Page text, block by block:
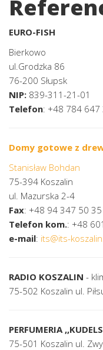
EURO-FISH
Bierkowo
ul.Grodzka 86
76-200 Słupsk
NIP: 839-311-21-01
Telefon: +48 784 647
Domy gotowe z
Stanisław Bohdan
75-394 Koszalin
ul. Mazurska 2-4
Fax: +48 94 347 50 35
Telefon kom.: +48
e-mail: its@its-
RADIO KOSZALIN -
75-502 Koszalin ul.
PERFUMERIA
75-501 Koszalin ul.